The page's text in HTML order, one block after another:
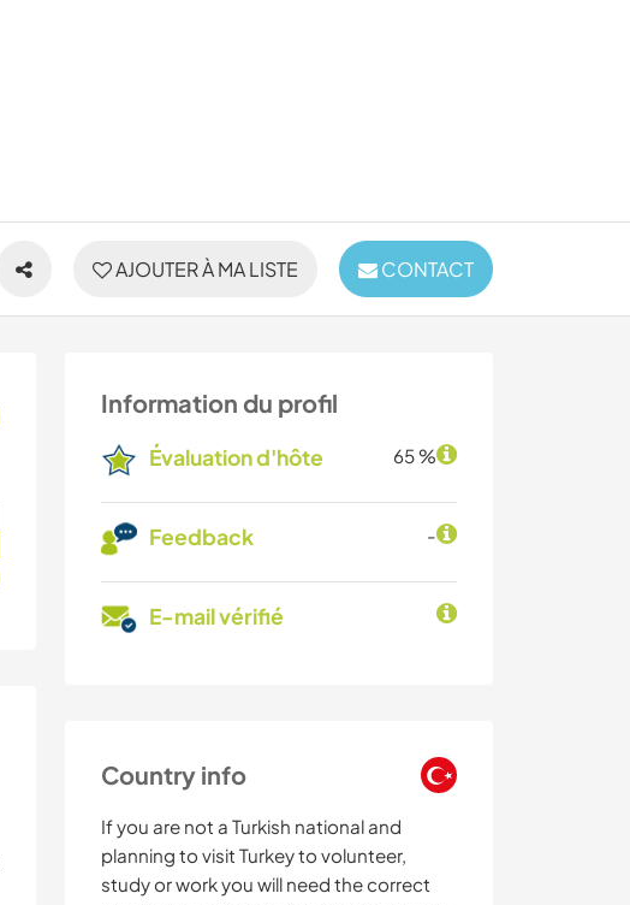
AJOUTER À MA LISTE CONTACT
Information du profil
Évaluation d'hôte 65 %
Feedback -
E-mail vérifié
Country info
If you are not a Turkish national and
planning to visit Turkey to volunteer,
study or work you will need the correct